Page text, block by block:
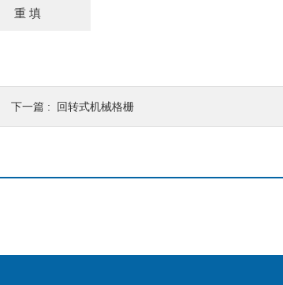
下一篇 : 回转式机械格栅